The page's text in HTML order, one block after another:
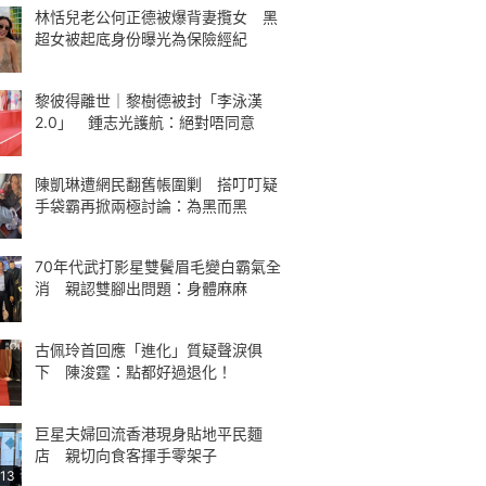
林恬兒老公何正德被爆背妻攬女 黑
超女被起底身份曝光為保險經紀
黎彼得離世｜黎樹德被封「李泳漢
2.0」 鍾志光護航：絕對唔同意
陳凱琳遭網民翻舊帳圍剿 搭叮叮疑
手袋霸再掀兩極討論：為黑而黑
70年代武打影星雙鬢眉毛變白霸氣全
消 親認雙腳出問題：身體麻麻
古佩玲首回應「進化」質疑聲淚俱
下 陳浚霆：點都好過退化！
巨星夫婦回流香港現身貼地平民麵
店 親切向食客揮手零架子